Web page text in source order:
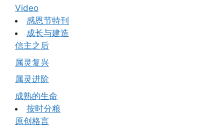
Video
感恩节特刊
成长与建造
信主之后
属灵复兴
属灵进阶
成熟的生命
按时分粮
原创格言